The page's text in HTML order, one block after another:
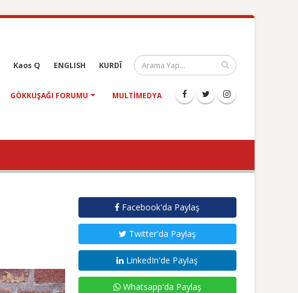
Kaos Q ENGLISH KURDÎ
GÖKKUŞAĞI FORUMU MULTIMEDYA
Facebook'da Paylaş
Twitter'da Paylaş
LinkedIn'de Paylaş
Whatsapp'da Paylaş